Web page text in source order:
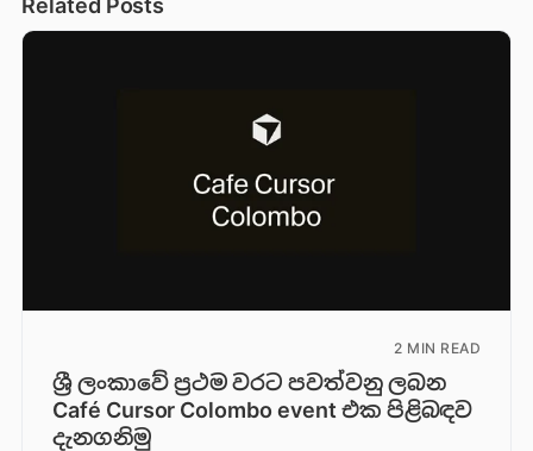
Related Posts
2 MIN READ
ශ්‍රී ලංකාවේ ප්‍රථම වරට පවත්වනු ලබන
Café Cursor Colombo event එක පිළිබඳව
දැනගනිමු